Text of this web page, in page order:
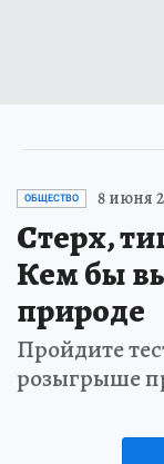
ОБЩЕСТВО 8 июня
Стерх,
Кем бы
природе
Пройдите
розыгрыше